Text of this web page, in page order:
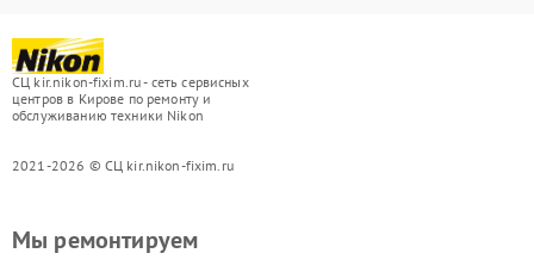
СЦ kir.nikon-fixim.ru - сеть сервисных
центров в Кирове по ремонту и
обслуживанию техники Nikon
2021-2026 © СЦ kir.nikon-fixim.ru
Мы ремонтируем